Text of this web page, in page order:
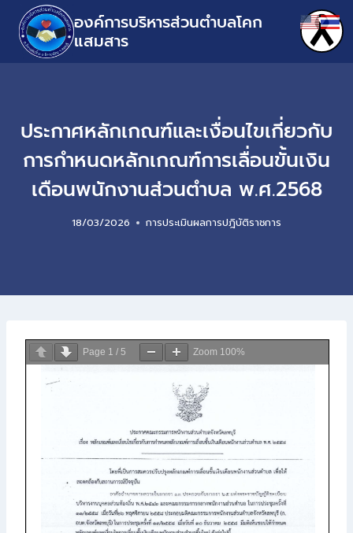
องค์การบริหารส่วนตำบลโคก
แสมสาร
ประกาศหลักเกณฑ์และเงื่อนไขเกี่ยวกับ
การกำหนดหลักเกณฑ์การเลื่อนขั้นเงิน
เดือนพนักงานส่วนตำบล พ.ศ.2568
18/03/2026 การประเมินผลการปฎิบัติราชการ
Page 1 / 5 Zoom 100%